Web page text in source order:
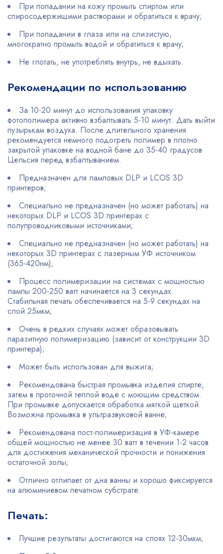
При попадании на кожу промыть спиртом или
спиросодержищими растворами и обратиться к врачу;
При попадании в глаза или на слизистую,
многократно промыть водой и обратиться к врачу;
Не глотать, не употреблять внутрь, не вдыхать.
Рекомендации по использованию
За 10-20 минут до использования упаковку
фотополимера активно взбалтывать 5-10 минут. Дать выйти
пузырькам воздуха. После длительного хранения
рекомендуется немного подогреть полимер в плотно
закрытой упаковке на водной бане до 35-40 градусов
Цельсия перед взбалтыванием.
Предназначен для ламповых DLP и LCOS 3D
принтеров;
Специально не предназначен (но может работать) на
некоторых DLP и LCOS 3D принтерах с
полупроводниковыми источниками;
Специально не предназначен (но может работать) на
некоторых 3D принтерах с лазерным УФ источником
(365-420нм);
Процесс полимеризации на системах с мощностью
лампы 200-250 ватт начинается на 3 секундах.
Стабильная печать обеспечивается на 5-9 секундах на
слой 25мкм;
Очень в редких случаях может образовывать
паразитную полимеризацию (зависит от конструкции 3D
принтера);
Может быть использован для выжига;
Рекомендована быстрая промывка изделия спирте,
затем в проточной теплой воде с моющим средством.
При промывке допускается обработка мягкой щеткой.
Возможна промывка в ультразвуковой ванне;
Рекомендована пост-полимеризация в УФ-камере
общей мощностью не менее 30 ватт в течении 1-2 часов
для достижения механической прочности и понижения
остаточной золы;
Отлично отлипает от дна ванны и хорошо фиксируется
на алюминиевом печатном субстрате.
Печать:
Лучшие результаты достигаются на слоях 12-30мкм;